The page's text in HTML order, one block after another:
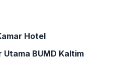
Hotel
BUMD Kaltim